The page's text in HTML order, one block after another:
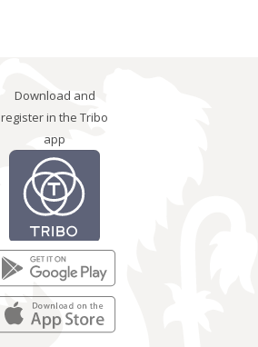
Download and
register in the Tribo
app